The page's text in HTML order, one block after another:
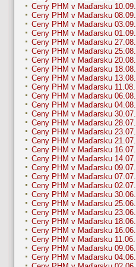
Ceny PHM v Maďarsku 10.09.
Ceny PHM v Maďarsku 08.09.
Ceny PHM v Maďarsku 03.09.
Ceny PHM v Maďarsku 01.09.
Ceny PHM v Maďarsku 27.08.
Ceny PHM v Maďarsku 25.08.
Ceny PHM v Maďarsku 20.08.
Ceny PHM v Maďarsku 18.08.
Ceny PHM v Maďarsku 13.08.
Ceny PHM v Maďarsku 11.08.
Ceny PHM v Maďarsku 06.08.
Ceny PHM v Maďarsku 04.08.
Ceny PHM v Maďarsku 30.07.
Ceny PHM v Maďarsku 28.07.
Ceny PHM v Maďarsku 23.07.
Ceny PHM v Maďarsku 21.07.
Ceny PHM v Maďarsku 16.07.
Ceny PHM v Maďarsku 14.07.
Ceny PHM v Maďarsku 09.07.
Ceny PHM v Maďarsku 07.07.
Ceny PHM v Maďarsku 02.07.
Ceny PHM v Maďarsku 30.06.
Ceny PHM v Maďarsku 25.06.
Ceny PHM v Maďarsku 23.06.
Ceny PHM v Maďarsku 18.06.
Ceny PHM v Maďarsku 16.06.
Ceny PHM v Maďarsku 11.06.
Ceny PHM v Maďarsku 09.06.
Ceny PHM v Maďarsku 04.06.